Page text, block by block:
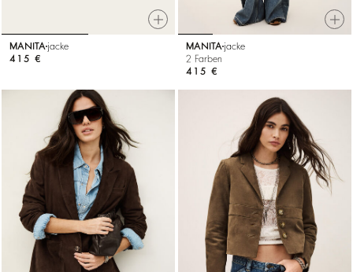
MANITA jacke
415 €
MANITA jacke
2 Farben
415 €